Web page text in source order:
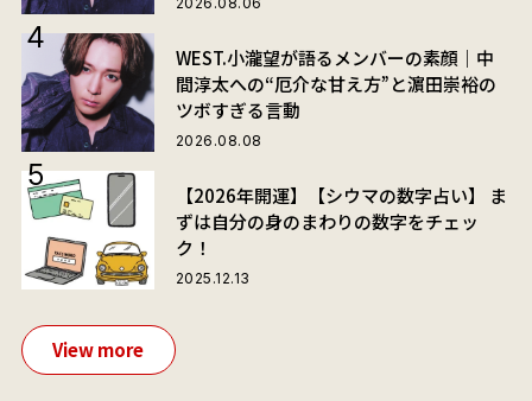
WEST.小瀧望が語るメンバーの素顔｜中
間淳太への“厄介な甘え方”と濵田崇裕の
ツボすぎる言動
2026.08.08
【2026年開運】【シウマの数字占い】 ま
ずは自分の身のまわりの数字をチェッ
ク！
2025.12.13
View more